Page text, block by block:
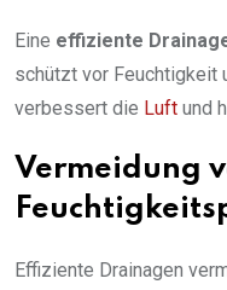
Eine effiziente
schützt vor Feuchtigkeit
verbessert die Luft und
Vermeidung
Effiziente Drainagen